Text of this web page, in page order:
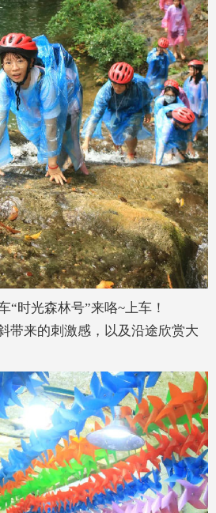
“时光森林号”来咯~上车！
带来的刺激感，以及沿途欣赏大